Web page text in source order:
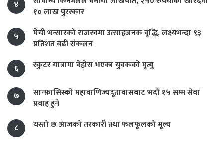
४
१० लाख पुरस्कार
५
मेची भन्सारको राजस्वमा उत्साहजनक वृद्धि, लक्ष्यभन्दा ९३
प्रतिशत बढी संकलन
६
स्कुटर यात्रामा बेहोस भएका युवकको मृत्यु
७
सान्फ्रासिस्को महावाणिज्यदूतावासबाट भदौ १५ सम्म सेवा
प्रवाह हुने
८
यस्तो छ आजको तरकारी तथा फलफूलको मूल्य